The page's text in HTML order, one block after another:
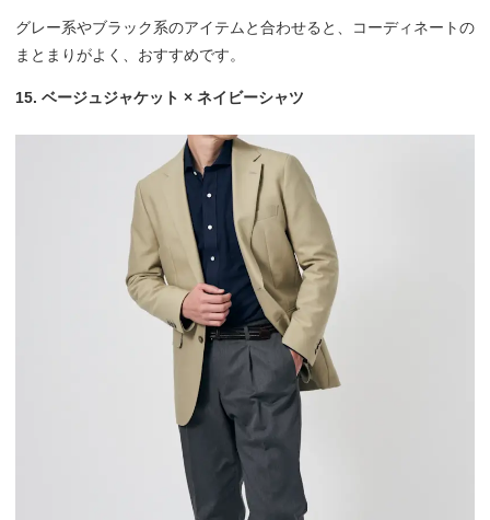
グレー系やブラック系のアイテムと合わせると、コーディネートの
まとまりがよく、おすすめです。
15. ベージュジャケット × ネイビーシャツ